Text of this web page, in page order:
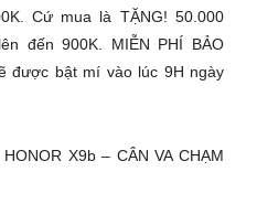
Cứ mua là TẶNG! 50.000
đến 900K. MIỄN PHÍ BẢO
được bật mí vào lúc 9H ngày
X9b – CÂN VA CHẠM